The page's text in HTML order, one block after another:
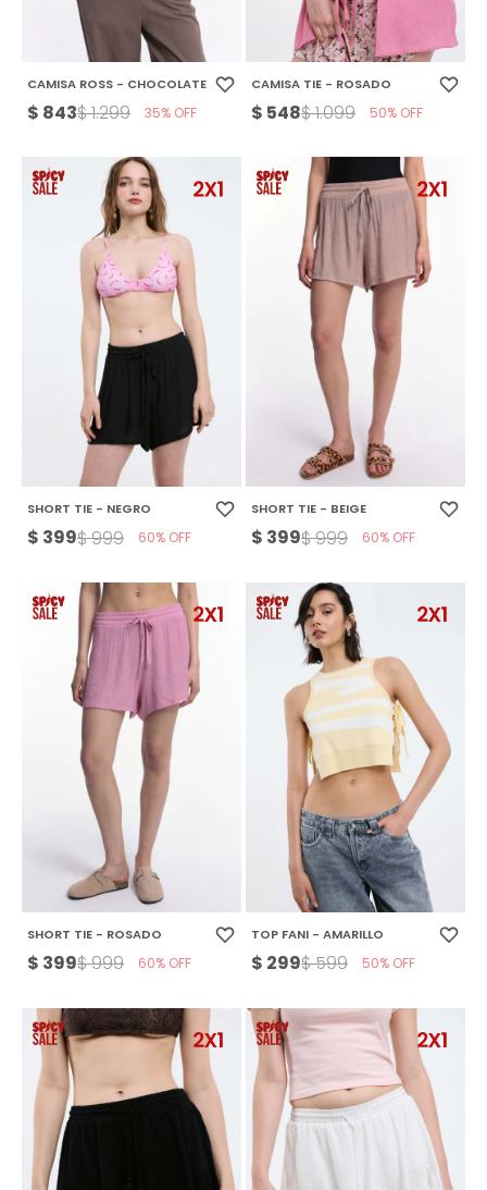
CAMISA ROSS - CHOCOLATE
$ 843$1.299 35
CAMISA TIE - ROSADO
$ 548$1.099 50
SHORT TIE - NEGRO
$ 399$999 60
SHORT TIE - BEIGE
$ 399$999 60
SHORT TIE - ROSADO
$ 399$999 60
TOP FANI - AMARILLO
$ 299$599 50